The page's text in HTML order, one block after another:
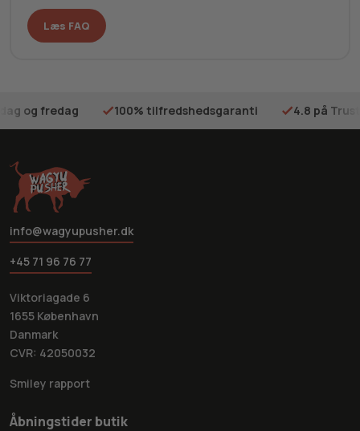
Læs FAQ
4.8 på Trustpilot Gratis fragt på
info@wagyupusher.dk
+45 71 96 76 77
Viktoriagade 6
1655 København
Danmark
CVR: 42050032
Smiley rapport
Åbningstider butik